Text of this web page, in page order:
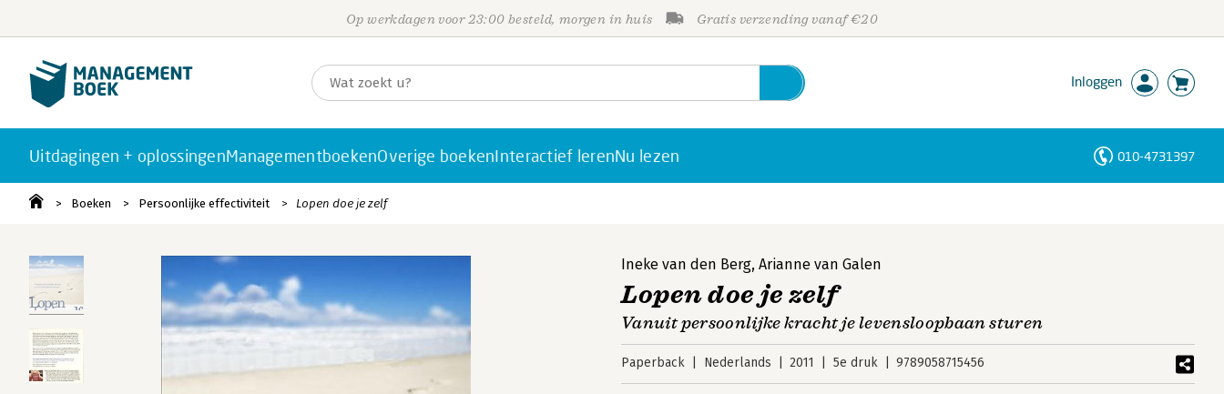
Op werkdagen voor 23:00 besteld, morgen in huis Gratis verzending vanaf €20
Inloggen
Uitdagingen + oplossingenManagementboekenOverige boekenInteractief lerenNu lezen 010-4731397
Boeken Persoonlijke effectiviteit Lopen doe je zelf
Ineke van den Berg, Arianne van Galen
Lopen doe je zelf
Vanuit persoonlijke kracht je levensloopbaan sturen
Paperback Nederlands 2011 5e druk 9789058715456
Personen